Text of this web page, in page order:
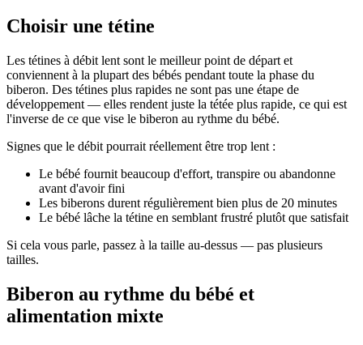
Choisir une tétine
Les tétines à débit lent sont le meilleur point de départ et
conviennent à la plupart des bébés pendant toute la phase du
biberon. Des tétines plus rapides ne sont pas une étape de
développement — elles rendent juste la tétée plus rapide, ce qui est
l'inverse de ce que vise le biberon au rythme du bébé.
Signes que le débit pourrait réellement être trop lent :
Le bébé fournit beaucoup d'effort, transpire ou abandonne
avant d'avoir fini
Les biberons durent régulièrement bien plus de 20 minutes
Le bébé lâche la tétine en semblant frustré plutôt que satisfait
Si cela vous parle, passez à la taille au-dessus — pas plusieurs
tailles.
Biberon au rythme du bébé et
alimentation mixte